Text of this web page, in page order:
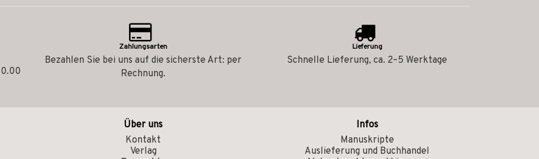
Zahlungsarten
Bezahlen Sie bei uns auf die sicherste Art: per
Rechnung.
Lieferung
Schnelle Lieferung, ca. 2–5 Werktage
Über uns
Kontakt
Verlag
Infos
Manuskripte
Auslieferung und Buchhandel